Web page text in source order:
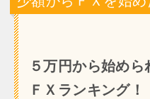
５万円から始め
ＦＸランキング！